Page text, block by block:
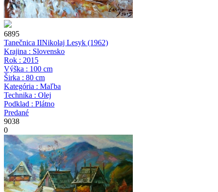
6895
Tanečnica IINikolaj Lesyk (1962)
Krajina : Slovensko
Rok : 2015
Výška : 100 cm
Širka : 80 cm
Kategória : Maľba
Technika : Olej
Podklad : Plátno
Predané
9038
0